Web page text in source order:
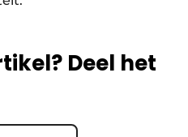
Deel het